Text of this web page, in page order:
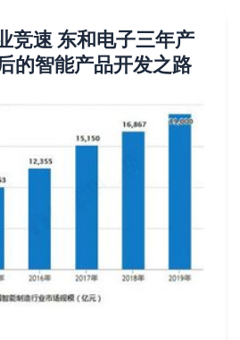
竞速 东和电子三年产
的智能产品开发之路